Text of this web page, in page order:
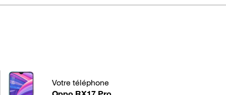
Votre téléphone